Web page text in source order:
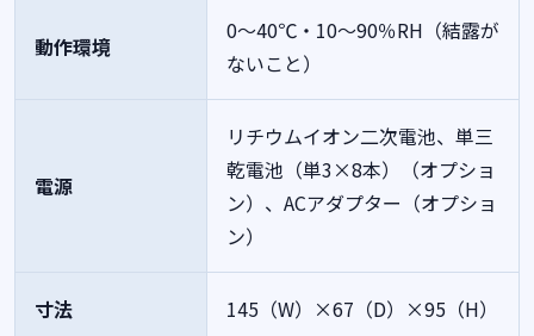
動作環境
0～40℃・10～90％RH（結露が
ないこと）
電源
リチウムイオン二次電池、単三
乾電池（単3×8本）（オプショ
ン）、ACアダプター（オプショ
ン）
寸法 145（W）×67（D）×95（H）